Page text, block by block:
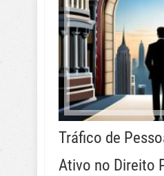
Tráfico de
Ativo no Direito